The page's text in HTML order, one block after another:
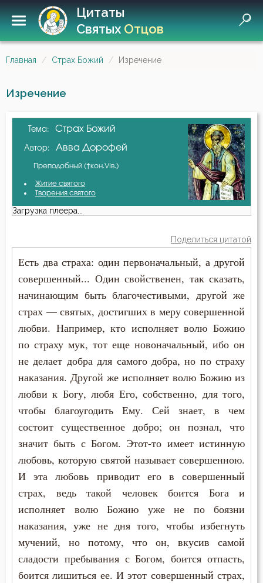
Цитаты
СвятыхОтцов
Главная Страх Божий Изречение
Изречение
Тема: Страх Божий
Автор: Авва Дорофей
Преподобный (†кон.VIв.)
Житие святого
Творения святого
Загрузка плеера...
Поделиться цитатой
Есть два страха: один первоначальный, а другой
совершенный... Один свойственен, так сказать,
начинающим быть благочестивыми, другой же
страх — святых, достигших в меру совершенной
любви. Например, кто исполняет волю Божию
по страху мук, тот еще новоначальный, ибо он
не делает добра для самого добра, но по страху
наказания. Другой же исполняет волю Божию из
любви к Богу, любя Его, собственно, для того,
чтобы благоугодить Ему. Сей знает, в чем
состоит существенное добро; он познал, что
значит быть с Богом. Этот-то имеет истинную
любовь, которую святой называет совершенною.
И эта любовь приводит его в совершенный
страх, ведь такой человек боится Бога и
исполняет волю Божию уже не по боязни
наказания, уже не дня того, чтобы избегнуть
мучений, но потому, что он, вкусив самой
сладости пребывания с Богом, боится отпасть,
боится лишиться ее. И этот совершенный страх,